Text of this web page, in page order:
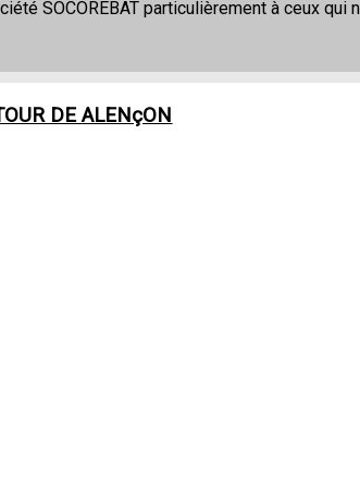
SOCOREBAT particulièrement à ceux qui
DEALENçON